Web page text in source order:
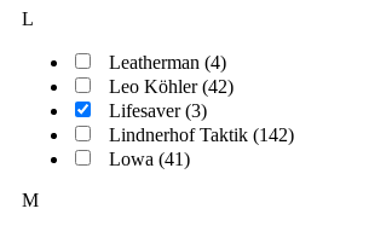
L
Leatherman (4)
Leo Köhler (42)
Lifesaver (3)
Lindnerhof Taktik (142)
Lowa (41)
M